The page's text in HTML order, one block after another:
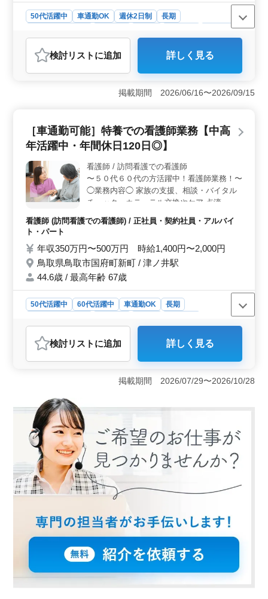
50代活躍中 車通勤OK 週休2日制
長期
派遣社員
おすすめポイント
＜マイカー通勤で快適な働きやすさ＞ 兵庫県豊岡市船
町方ヶ島での自動車整備士募集は、マイカー通勤可でア
クセスが良好です。中高年が活躍する職場であり、車通
＞ 様々な車種やメーカーに関わる仕事を通じて、整備
全般、車検、定期点検、一般修理、自動車電装品の修理
はもちろん、ベテランシニア層も歓迎されており、豊富
な経験を活かすことができます。 ＜安定した給与と
福利厚生＞ 年収は400万円から520万円であり、通勤手
当も全額支給されます。さらに、年2回の賞与や充実した
定した自動車整備業界でのキャリアを築くことができま
す。
検討リスト に追加 詳しく見る
掲載期間 2026/06/16〜2026/09/15
［車通勤可能］特養での看護師業務【中高
年活躍中・年間休日120日◎】
看護師 / 訪問看護での看護師
〜５０代６０代の方活躍中！看護師業務！〜
◯業務内容◯ 家族の支援、相談・バイタル
チェック・カテーテル交換やケア 点滴・イ
予防 認知症と精神疾患のケア・医療機器の
ト◯ 車通勤可能 年間休日120日 是非ご応募
お待ちしております！
看護師 (訪問看護での看護師) / 正社員・契約社員・アルバイ
ト・パート
年収350万円〜500万円 時給1,400円〜2,000円
鳥取県鳥取市国府町新町 / 津ノ井駅
44.6歳 / 最高年齢 67歳
50代活躍中 60代活躍中 車通勤OK
長期
おすすめポイント
＜年間休日と就業条件＞ この求人は年間休日が120日あ
り、週3〜5日の勤務が可能です。長期的な勤務を希望す
る方にとって、プライベートの時間を大切にしながら仕
事を続けることができる点で魅力的です。 ＜多様な
雇用形態＞ 正社員、契約社員、アルバイト・パートと
しての勤務が選べるため、ライフスタイルやキャリアプ
ランに合わせて雇用形態を選択できます。特に中高年の
方々が活躍中であり、経験豊富な看護師を募集していま
す。 ＜福利厚生とアクセスの良さ＞ 福利厚生が充
実しており、雇用保険や健康保険などの社会保険完備で
す。また、車通勤が可能であり、交通の便も良好です。
通勤の負担を軽減し、仕事と生活のバランスも取りやす
検討リスト に追加 詳しく見る
掲載期間 2026/07/29〜2026/10/28